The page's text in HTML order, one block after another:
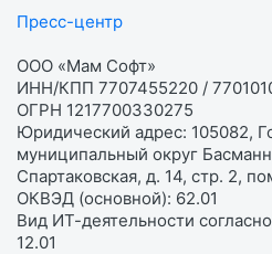
Пресс-центр
ООО «Мам Софт»
ИНН/КПП 7707455220 /
ОГРН 1217700330275
Юридический адрес: 105082,
муниципальный округ
Спартаковская, д. 14, стр. 2,
ОКВЭД (основной): 62.01
Вид ИТ-деятельности
12.01